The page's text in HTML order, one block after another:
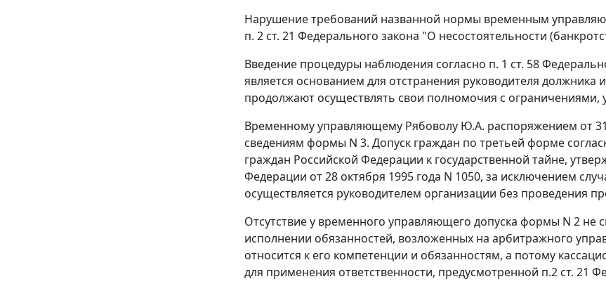
Нарушение требований названной нормы временным
п. 2 ст. 21 Федерального закона "О несостоятельности
Введение процедуры наблюдения согласно п. 1 ст. 58
является основанием для отстранения руководителя
продолжают осуществлять свои полномочия с ограничениями,
Временному управляющему Рябоволу Ю.А. распоряжением от
сведениям формы N 3. Допуск граждан по третьей форме
граждан Российской Федерации к государственной тайне,
Федерации от 28 октября 1995 года N 1050, за исключением
осуществляется руководителем организации без проведения
Отсутствие у временного управляющего допуска формы N 2 не
исполнении обязанностей, возложенных на арбитражного
относится к его компетенции и обязанностям, а потому
для применения ответственности, предусмотренной п.2 ст. 21